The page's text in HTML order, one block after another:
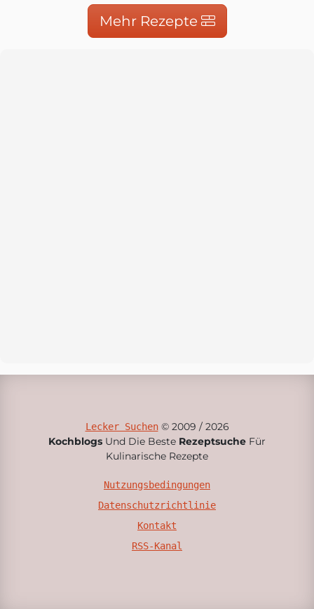
Mehr Rezepte
Lecker Suchen© 2009 / 2026
Kochblogs Und Die Beste Rezeptsuche Für
Kulinarische Rezepte
Nutzungsbedingungen
Datenschutzrichtlinie
Kontakt
RSS-Kanal